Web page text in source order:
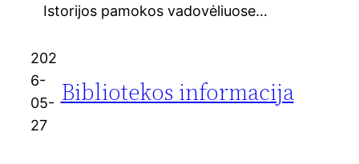
Istorijos pamokos vadovėliuose…
202
6-
05-
27
Bibliotekos informacija